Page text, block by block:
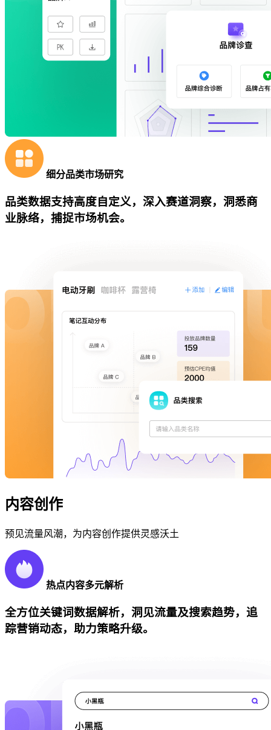
细分品类市场研究
品类数据支持高度自定义，深入赛道洞察，洞悉商
业脉络，捕捉市场机会。
内容创作
预见流量风潮，为内容创作提供灵感沃土
热点内容多元解析
全方位关键词数据解析，洞见流量及搜索趋势，追
踪营销动态，助力策略升级。